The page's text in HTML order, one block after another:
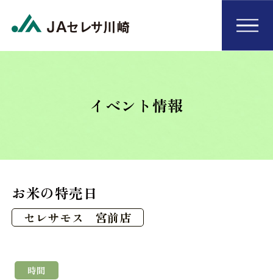
イベント情報
お米の特売日
セレサモス 宮前店
時間